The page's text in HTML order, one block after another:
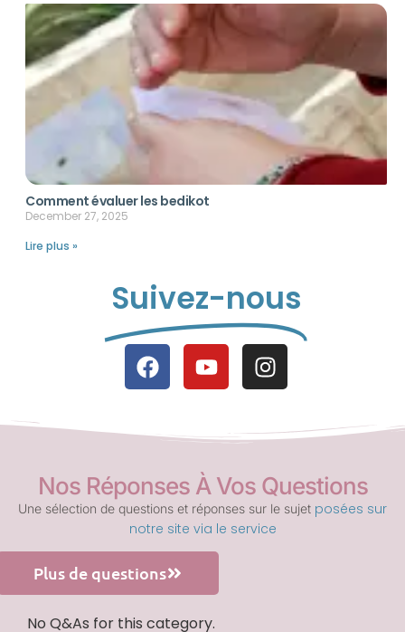
Comment évaluer les bedikot
December 27, 2025
Lire plus »
Suivez-nous
Nos Réponses À Vos Questions
Une sélection de questions et réponses sur le sujet posées sur
notre site via le service
Plus de questions
No Q&As for this category.